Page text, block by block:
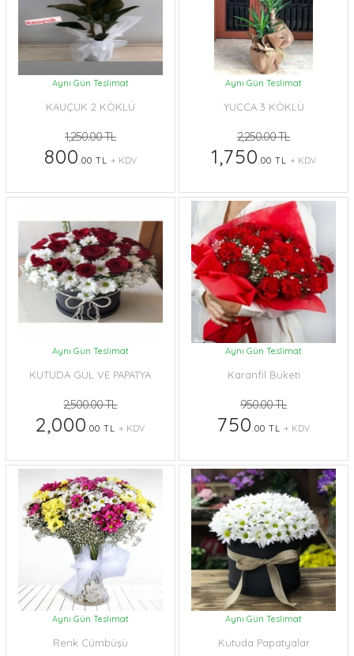
Aynı Gün Teslimat
KAUÇUK 2 KÖKLÜ
1,250.00 TL
800.00 TL + KDV
Aynı Gün Teslimat
YUCCA 3 KÖKLÜ
2,250.00 TL
1,750.00 TL+ KDV
Aynı Gün Teslimat
KUTUDA GÜL VE PAPATYA
2,500.00 TL
2,000.00 TL+ KDV
Aynı Gün Teslimat
Karanfil Buketi
950.00 TL
750.00 TL+ KDV
Aynı Gün Teslimat
Renk Cümbüşü
Aynı Gün Teslimat
Kutuda Papatyalar